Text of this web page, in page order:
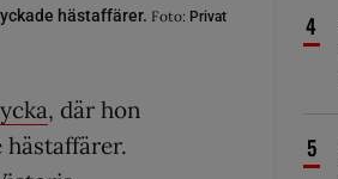
hästaffärer. Foto: Privat
, där hon